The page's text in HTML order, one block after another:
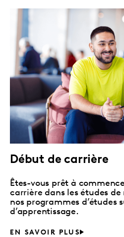
Début de carrière
Êtes-vous prêt à
carrière dans les études de
nos programmes d’études
d’apprentissage.
EN SAVOIR PLUS